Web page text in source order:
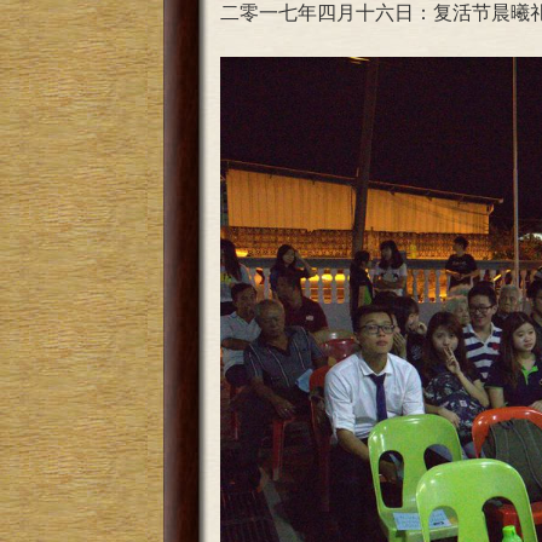
二零一七年四月十六日：复活节晨曦